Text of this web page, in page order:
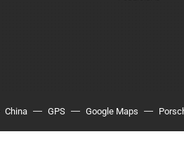
China GPS Google Maps